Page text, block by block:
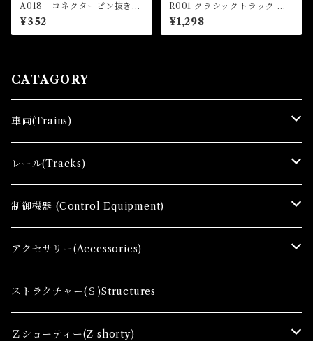
A018 コネクターピン抜き治
具 (Connector Pin Remove
r)
¥352
R001 クラシックトラック 直
線レール 110mm(4本入) (CL
ASSIC TRACK Straight Tra
ck 110mm x 4 pcs)
¥1,298
CATAGORY
車両(Trains)
Ｚゲージ車両(Ｔ) Zgauge Trains
Ｚゲージスターターセット(G) Z Starter sets
Zゲージファーストセット(E) Z First Sets
レール(Tracks)
レール(R)Tracks
レールセット(R) Track Sets
レール関連商品(Track related goods)
制御機器 (Control Equipment)
制御機器（Ｃ＆ＲＣ）Control Equipment
制御機器（Ａ）Control Accessory
アクセサリー(Accessories)
アクセサリー(A) Accessories
コンテナ(Ａ) Container Cargo
ストラクチャー(Ｓ)Structures
Ｚショーティー(Z shorty)